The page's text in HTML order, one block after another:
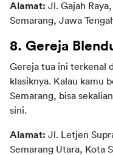
Alamat: Jl. Gajah
Semarang, Jawa
8. Gereja
Gereja tua ini terkenal
klasiknya. Kalau kamu
Semarang, bisa
sini.
Alamat: Jl. Letjen
Semarang Utara, Kota